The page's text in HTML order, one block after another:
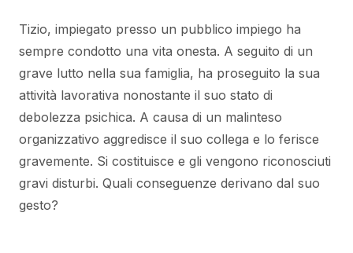
Tizio, impiegato presso un pubblico impiego ha
sempre condotto una vita onesta. A seguito di un
grave lutto nella sua famiglia, ha proseguito la sua
attività lavorativa nonostante il suo stato di
debolezza psichica. A causa di un malinteso
organizzativo aggredisce il suo collega e lo ferisce
gravemente. Si costituisce e gli vengono riconosciuti
gravi disturbi. Quali conseguenze derivano dal suo
gesto?